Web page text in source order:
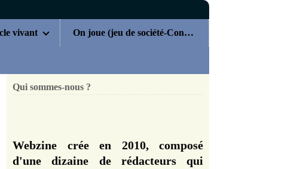
vivant On joue (jeu de société-Concours)
Qui sommes-nous ?
Webzine crée en 2010, composé
d'une dizaine de rédacteurs qui